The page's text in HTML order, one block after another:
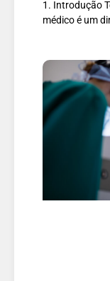
1. Introdução
médico é um